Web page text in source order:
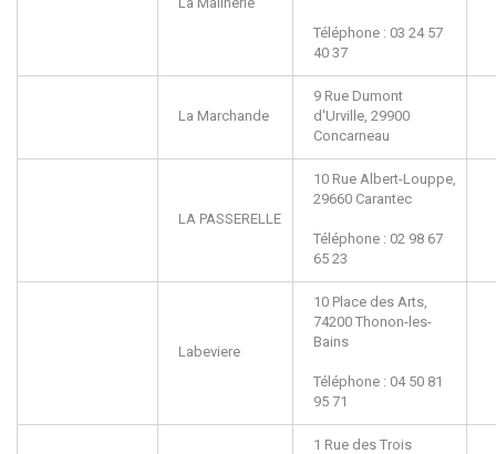
Téléphone : 03 24 57
40 37
La Marchande
9 Rue Dumont
d'Urville, 29900
Concarneau
LA PASSERELLE
10 Rue Albert-Louppe,
29660 Carantec
Téléphone : 02 98 67
65 23
Labeviere
10 Place des Arts,
74200 Thonon-les-
Bains
Téléphone : 04 50 81
95 71
1 Rue des Trois